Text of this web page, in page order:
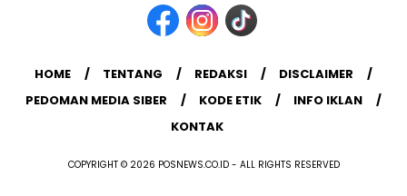
HOME TENTANG REDAKSI
DISCLAIMER
PEDOMAN MEDIA SIBER
KODE ETIK
INFO IKLAN
KONTAK
COPYRIGHT © 2026 POSNEWS.CO.ID - ALL RIGHTS RESERVED